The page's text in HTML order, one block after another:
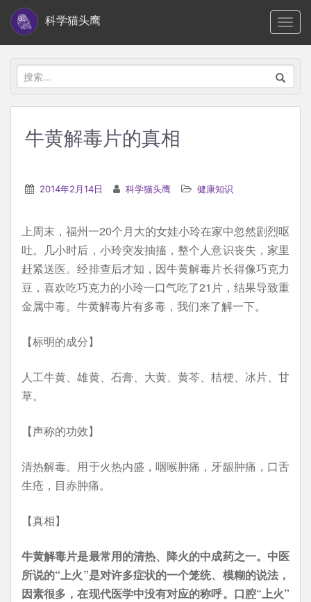
i
科学猫头鹰
搜
索：
牛黄解毒片的真相
2014年2月14日 科学猫头鹰 健康知识
上周末，福州一20个月大的女娃小玲在家中忽然剧烈呕
吐。几小时后，小玲突发抽搐，整个人意识丧失，家里
赶紧送医。经排查后才知，因牛黄解毒片长得像巧克力
豆，喜欢吃巧克力的小玲一口气吃了21片，结果导致重
金属中毒。牛黄解毒片有多毒，我们来了解一下。
【标明的成分】
人工牛黄、雄黄、石膏、大黄、黄芩、桔梗、冰片、甘
草。
【声称的功效】
清热解毒。用于火热内盛，咽喉肿痛，牙龈肿痛，口舌
生疮，目赤肿痛。
【真相】
牛黄解毒片是最常用的清热、降火的中成药之一。中医
所说的“上火”是对许多症状的一个笼统、模糊的说法，
因素很多，在现代医学中没有对应的称呼。口腔“上火”